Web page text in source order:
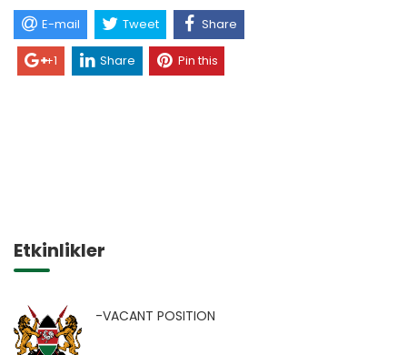
E-mail Tweet Share
+1 Share Pin this
Etkinlikler
-VACANT POSITION